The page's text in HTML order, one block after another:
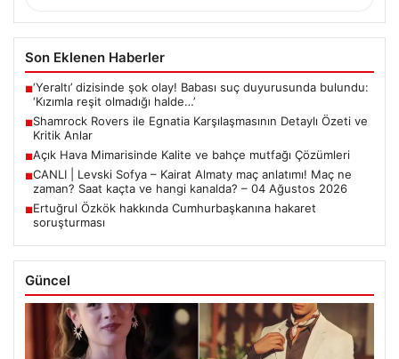
Son Eklenen Haberler
■‘Yeraltı’ dizisinde şok olay! Babası suç duyurusunda bulundu:
‘Kızımla reşit olmadığı halde…’
■Shamrock Rovers ile Egnatia Karşılaşmasının Detaylı Özeti ve
Kritik Anlar
■Açık Hava Mimarisinde Kalite ve bahçe mutfağı Çözümleri
■CANLI | Levski Sofya – Kairat Almaty maç anlatımı! Maç ne
zaman? Saat kaçta ve hangi kanalda? – 04 Ağustos 2026
■Ertuğrul Özkök hakkında Cumhurbaşkanına hakaret
soruşturması
Güncel